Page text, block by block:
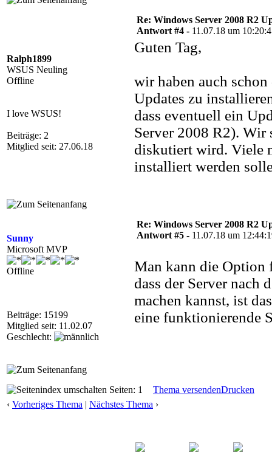
Ralph1899
WSUS Neuling
Offline
I love WSUS!
Beiträge: 2
Mitglied seit: 27.06.18
Re: Windows Server 2008 R2
Antwort #4 - 11.07.18 um
Guten Tag,
wir haben auch
Updates zu
dass eventuell ein
Server 2008 R2). Wir
diskutiert wird. Viele
installiert werden
Sunny
Microsoft MVP
Offline
Beiträge: 15199
Mitglied seit: 11.02.07
Geschlecht:
Re: Windows Server 2008 R2
Antwort #5 - 11.07.18 um
Man kann die Option
dass der Server nach
machen kannst, ist
eine funktionierende
Seiten: 1 Thema versendenDrucken
‹ Vorheriges Thema | Nächstes Thema ›